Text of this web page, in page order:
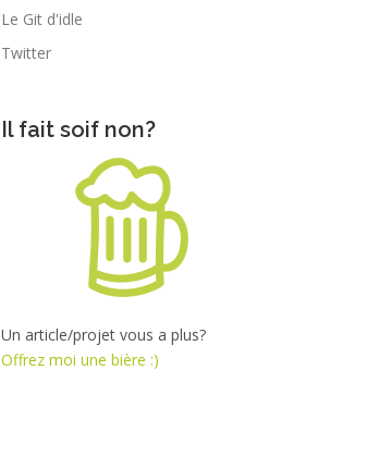
Le Git d'idle
Twitter
Il fait soif non?
Un article/projet vous a plus?
Offrez moi une bière :)